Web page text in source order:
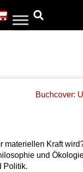
materiellen Kraft
und
Politik.